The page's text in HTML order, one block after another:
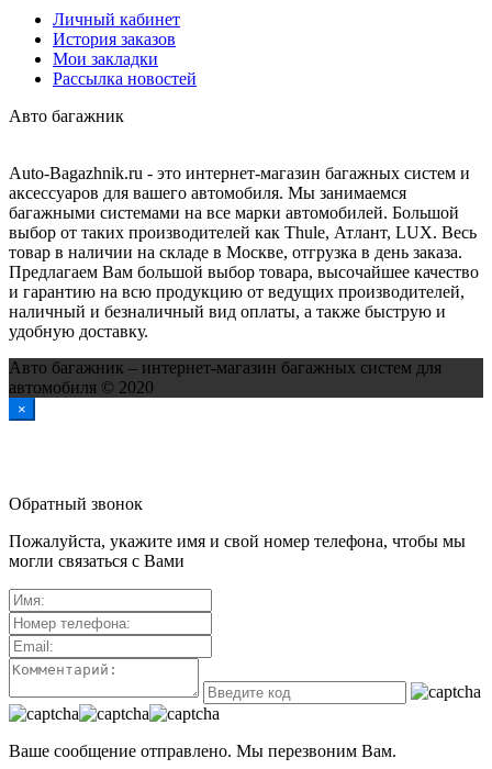
Личный кабинет
История заказов
Мои закладки
Рассылка новостей
Авто багажник
Auto-Bagazhnik.ru - это интернет-магазин багажных систем и
аксессуаров для вашего автомобиля. Мы занимаемся
багажными системами на все марки автомобилей. Большой
выбор от таких производителей как Thule, Атлант, LUX. Весь
товар в наличии на складе в Москве, отгрузка в день заказа.
Предлагаем Вам большой выбор товара, высочайшее качество
и гарантию на всю продукцию от ведущих производителей,
наличный и безналичный вид оплаты, а также быструю и
удобную доставку.
Авто багажник – интернет-магазин багажных систем для
автомобиля © 2020
×
Обратный звонок
Пожалуйста, укажите имя и свой номер телефона, чтобы мы
могли связаться с Вами
Ваше сообщение отправлено. Мы перезвоним Вам.